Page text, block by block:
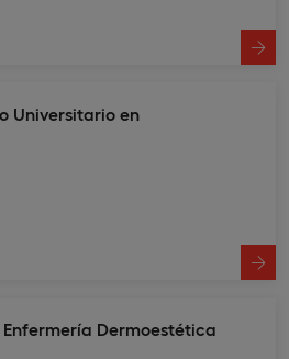
Universitario en
Dermoestética